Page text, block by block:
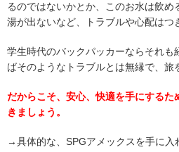
るのではないかとか、このお水は飲め
湯が出ないなど、トラブルや心配はつ
学生時代のバックパッカーならそれも
ばそのようなトラブルとは無縁で、旅
だからこそ、安心、快適を手にする
きましょう。
→具体的な、SPGアメックスを手に入